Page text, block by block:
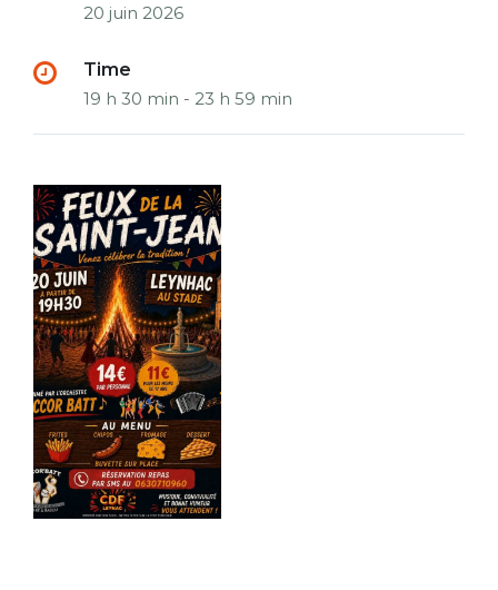
20 juin 2026
Time
19 h 30 min - 23 h 59 min